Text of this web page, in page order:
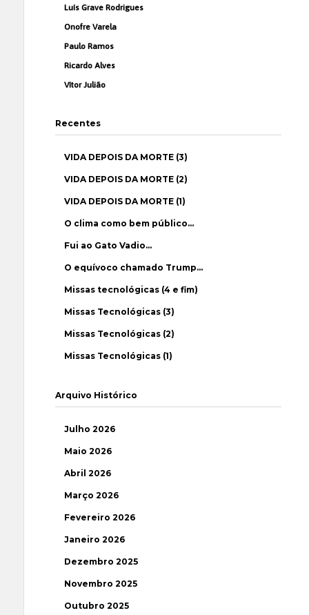
Luís Grave Rodrigues
Onofre Varela
Paulo Ramos
Ricardo Alves
Vítor Julião
Recentes
VIDA DEPOIS DA MORTE (3)
VIDA DEPOIS DA MORTE (2)
VIDA DEPOIS DA MORTE (1)
O clima como bem público…
Fui ao Gato Vadio…
O equívoco chamado Trump…
Missas tecnológicas (4 e fim)
Missas Tecnológicas (3)
Missas Tecnológicas (2)
Missas Tecnológicas (1)
Arquivo Histórico
Julho 2026
Maio 2026
Abril 2026
Março 2026
Fevereiro 2026
Janeiro 2026
Dezembro 2025
Novembro 2025
Outubro 2025